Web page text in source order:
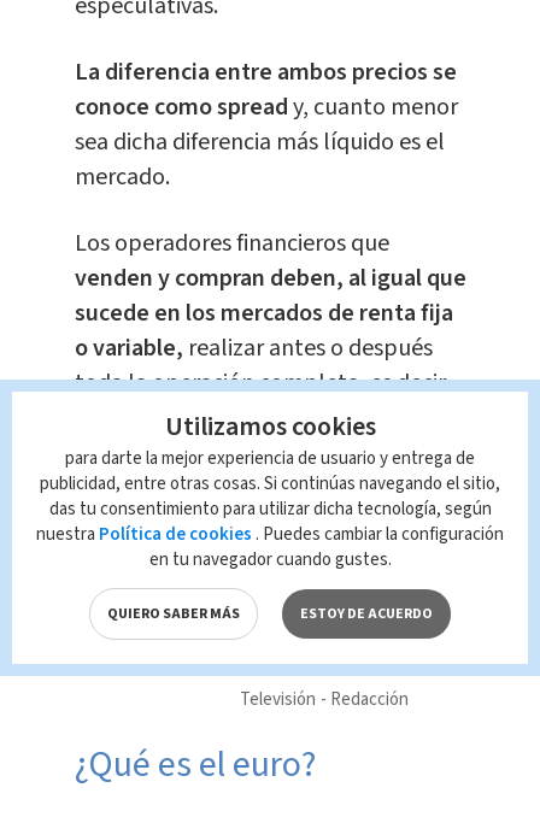
La diferencia entre ambos precios se
conoce como spready, cuanto menor
sea dicha diferencia más líquido es el
mercado.
Los operadores financieros que
venden y compran deben, al igual que
sucede en los mercados de renta fija
o variable, realizar antes o después
toda la operación completa, es decir,
si venden tendrán que acabar
comprando y si compran tendrán que
acabar vendiendo.
Te Recomendamos
Más de 16 mil
accidentes de
tránsito en 4 meses
de 2026
Televisión Redacción
¿Qué es el euro?
Utilizamos cookies
para darte la mejor experiencia de usuario y entrega de
publicidad, entre otras cosas. Si continúas navegando el sitio,
das tu consentimiento para utilizar dicha tecnología, según
nuestra Política de cookies . Puedes cambiar la configuración
en tu navegador cuando gustes.
QUIERO SABER MÁS ESTOY DE ACUERDO